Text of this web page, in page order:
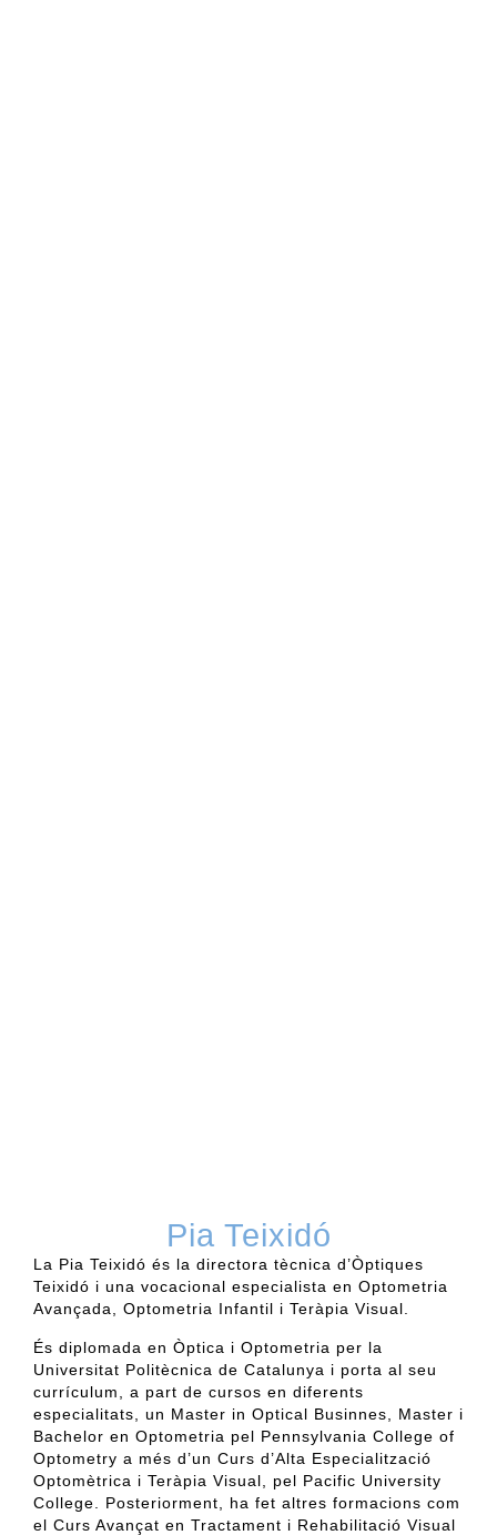
Pia Teixidó
La Pia Teixidó és la directora tècnica d’Òptiques
Teixidó i una vocacional especialista en Optometria
Avançada, Optometria Infantil i Teràpia Visual.
És diplomada en Òptica i Optometria per la
Universitat Politècnica de Catalunya i porta al seu
currículum, a part de cursos en diferents
especialitats, un Master in Optical Businnes, Master i
Bachelor en Optometria pel Pennsylvania College of
Optometry a més d’un Curs d’Alta Especialització
Optomètrica i Teràpia Visual, pel Pacific University
College. Posteriorment, ha fet altres formacions com
el Curs Avançat en Tractament i Rehabilitació Visual